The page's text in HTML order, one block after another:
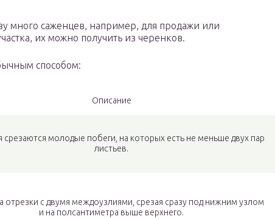
много саженцев, например, для продажи или
их можно получить из черенков.
способом:
Описание
срезаются молодые побеги, на которых есть не меньше двух пар
листьев.
отрезки с двумя междоузлиями, срезая сразу под нижним узлом
и на полсантиметра выше верхнего.